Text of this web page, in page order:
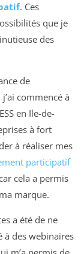
. Ces
que je
des
de
j’ai commencé à
en Ile-de-
à fort
à réaliser mes
participatif
cela a permis
marque.
a été de ne
à des webinaires